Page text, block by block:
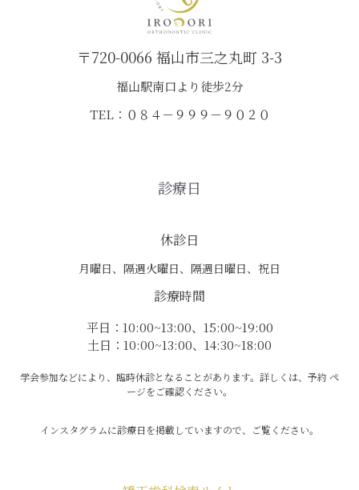
〒720-0066 福山市三之丸町 3-3
福山駅南口より徒歩2分
TEL：０８４－９９９－９０２０
診療日
休診日
月曜日、隔週火曜日、隔週日曜日、祝日
診療時間
平日：10:00~13:00、15:00~19:00
土日：10:00~13:00、14:30~18:00
学会参加などにより、臨時休診となることがあります。詳しくは、予約 ペ
ージをご確認ください。
インスタグラムに診療日を掲載していますので、ご覧ください。